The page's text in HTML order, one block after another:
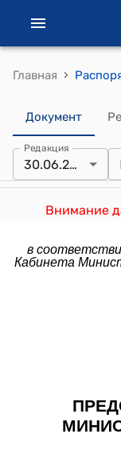
Главная ›
Документ
Редакция
30.06.2026
Внимание